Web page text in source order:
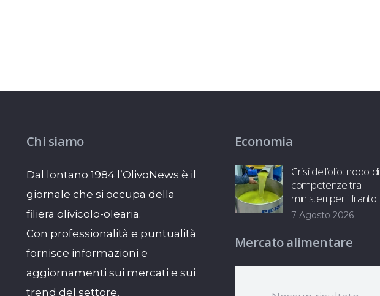
Chi siamo
Dal lontano 1984 l’OlivoNews è il
giornale che si occupa della
filiera olivicolo-olearia.
Con professionalità e puntualità
fornisce informazioni e
aggiornamenti sui mercati e sui
trend del settore,
Economia
Crisi dell’olio: nodo di
competenze tra
ministeri per i frantoi
7 Agosto 2026
Mercato alimentare